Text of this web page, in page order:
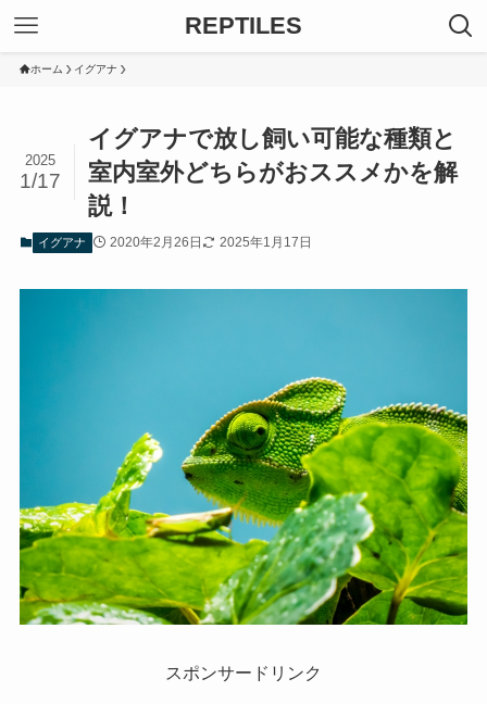
REPTILES
ホーム イグアナ
イグアナで放し飼い可能な種類と
室内室外どちらがおススメかを解
説！
2025
1/17
イグアナ 2020年2月26日 2025年1月17日
スポンサードリンク